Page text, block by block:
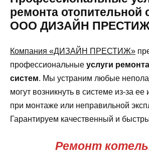
ремонта отопительной
ООО ДИЗАЙН
Компания «ДИЗАЙН ПРЕСТИЖ»
профессиональные услуги
систем. Мы устраним любые
могут возникнуть в системе из-за
при монтаже или неправильной
Гарантируем качественный и
Ремонт